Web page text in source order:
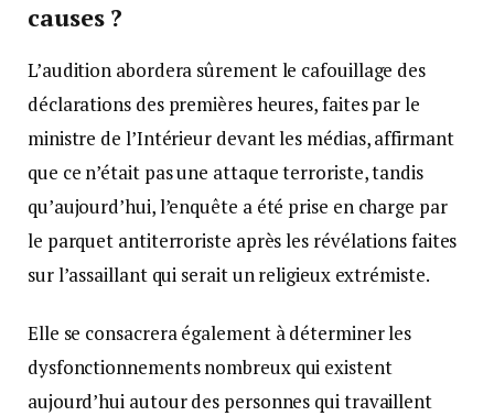
causes ?
L’audition abordera sûrement le cafouillage des
déclarations des premières heures, faites par le
ministre de l’Intérieur devant les médias, affirmant
que ce n’était pas une attaque terroriste, tandis
qu’aujourd’hui, l’enquête a été prise en charge par
le parquet antiterroriste après les révélations faites
sur l’assaillant qui serait un religieux extrémiste.
Elle se consacrera également à déterminer les
dysfonctionnements nombreux qui existent
aujourd’hui autour des personnes qui travaillent